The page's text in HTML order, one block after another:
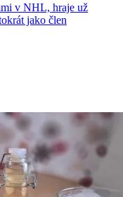
v NHL, hraje už
jako člen